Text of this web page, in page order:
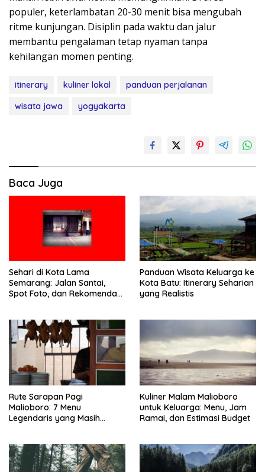
populer, keterlambatan 20-30 menit bisa mengubah
ritme kunjungan. Disiplin pada waktu dan jalur
membantu pengalaman tetap nyaman tanpa
kehilangan momen penting.
itinerary kuliner lokal
panduan perjalanan
wisata jawa
yogyakarta
Baca Juga
Sehari di Kota Lama
Semarang: Jalan Santai,
Spot Foto, dan Rekomendasi
Panduan Wisata Keluarga ke
Kota Batu: Itinerary Seharian
yang Realistis
Rute Sarapan Pagi
Malioboro: 7 Menu
Legendaris yang Masih
Kuliner Malam Malioboro
untuk Keluarga: Menu, Jam
Ramai, dan Estimasi Budget